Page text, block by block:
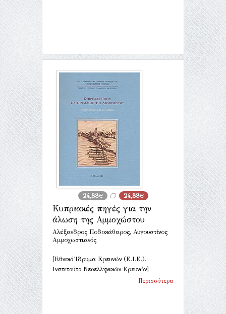
24,88€ 24,88€
Κυπριακές πηγές για την
άλωση της Αμμοχώστου
Αλέξανδρος Ποδοκάθαρος, Αυγουστίνος
Αμμοχωστιανός
[Εθνικό Ίδρυμα Ερευνών (Ε.Ι.Ε.).
Ινστιτούτο Νεοελληνικών Ερευνών]
Περισσότερα